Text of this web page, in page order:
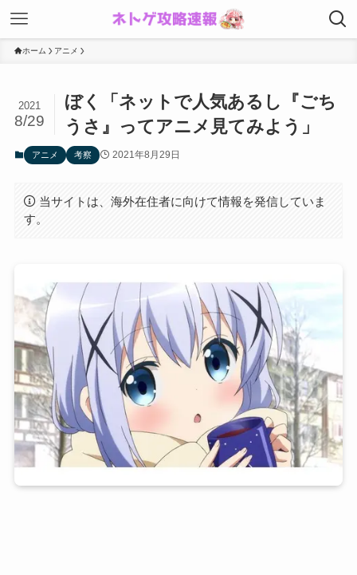
ホーム アニメ
ぼく「ネットで人気あるし『ごち
うさ』ってアニメ見てみよう」
2021
8/29
アニメ 考察 2021年8月29日
当サイトは、海外在住者に向けて情報を発信していま
す。